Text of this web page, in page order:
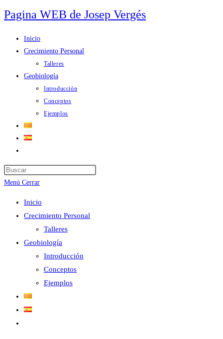
Ir
al
contenido
Pagina WEB de Josep Vergés
Inicio
Crecimiento Personal
Talleres
Geobiología
Introducción
Conceptos
Ejemplos
de
la
web
Menú Cerrar
Inicio
Crecimiento Personal
Talleres
Geobiología
Introducción
Conceptos
Ejemplos